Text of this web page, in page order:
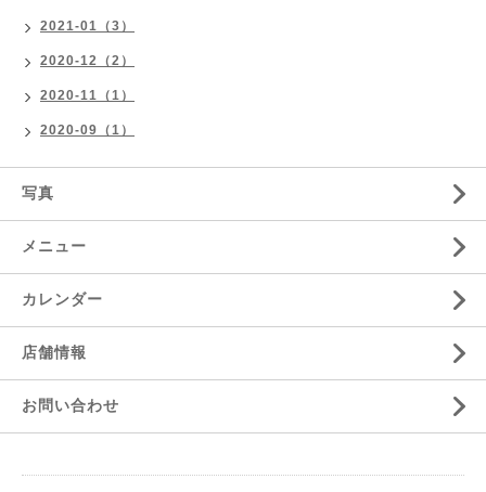
2021-01（3）
2020-12（2）
2020-11（1）
2020-09（1）
写真
メニュー
カレンダー
店舗情報
お問い合わせ